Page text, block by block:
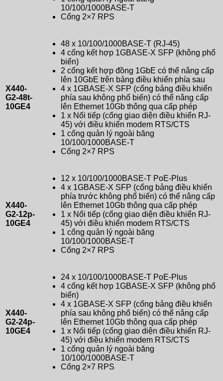
10/100/1000BASE-T
Cổng 2×7 RPS
X440-
G2-48t-
10GE4
48 x 10/100/1000BASE-T (RJ-45)
4 cổng kết hợp 1GBASE-X SFP (không phổ
biến)
2 cổng kết hợp đồng 1GbE có thể nâng cấp
lên 10GbE trên bảng điều khiển phía sau
4 x 1GBASE-X SFP (cổng bảng điều khiển
phía sau không phổ biến) có thể nâng cấp
lên Ethernet 10Gb thông qua cấp phép
1 x Nối tiếp (cổng giao diện điều khiển RJ-
45) với điều khiển modem RTS/CTS
1 cổng quản lý ngoài băng
10/100/1000BASE-T
Cổng 2×7 RPS
X440-
G2-12p-
10GE4
12 x 10/100/1000BASE-T PoE-Plus
4 x 1GBASE-X SFP (cổng bảng điều khiển
phía trước không phổ biến) có thể nâng cấp
lên Ethernet 10Gb thông qua cấp phép
1 x Nối tiếp (cổng giao diện điều khiển RJ-
45) với điều khiển modem RTS/CTS
1 cổng quản lý ngoài băng
10/100/1000BASE-T
Cổng 2×7 RPS
X440-
G2-24p-
10GE4
24 x 10/100/1000BASE-T PoE-Plus
4 cổng kết hợp 1GBASE-X SFP (không phổ
biến)
4 x 1GBASE-X SFP (cổng bảng điều khiển
phía sau không phổ biến) có thể nâng cấp
lên Ethernet 10Gb thông qua cấp phép
1 x Nối tiếp (cổng giao diện điều khiển RJ-
45) với điều khiển modem RTS/CTS
1 cổng quản lý ngoài băng
10/100/1000BASE-T
Cổng 2×7 RPS